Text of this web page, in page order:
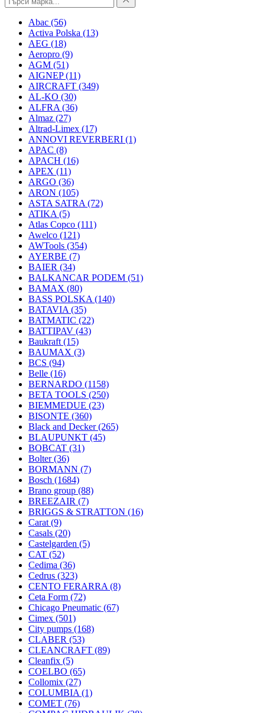
Abac (56)
Activa Polska (13)
AEG (18)
Aeropro (9)
AGM (51)
AIGNEP(11)
AIRCRAFT (349)
AL-KO (30)
ALFRA (36)
Almaz (27)
Altrad-Limex (17)
ANNOVI REVERBERI (1)
APAC (8)
APACH (16)
APEX (11)
ARGO (36)
ARON (105)
ASTA SATRA (72)
ATIKA (5)
Atlas Copco (111)
Awelco (121)
AWTools (354)
AYERBE (7)
BAIER (34)
BALKANCAR PODEM (51)
BAMAX (80)
BASS POLSKA (140)
BATAVIA (35)
BATMATIC (22)
BATTIPAV (43)
Baukraft (15)
BAUMAX (3)
BCS (94)
Belle (16)
BERNARDO (1158)
BETA TOOLS (250)
BIEMMEDUE (23)
BISONTE (360)
Black and Decker(265)
BLAUPUNKT (45)
BOBCAT (31)
Bolter(36)
BORMANN (7)
Bosch (1684)
Brano group (88)
BREEZAIR (7)
BRIGGS & STRATTON (16)
Carat (9)
Casals (20)
Castelgarden (5)
CAT (52)
Cedima (36)
Cedrus (323)
CENTO FERARRA (8)
Ceta Form (72)
Chicago Pneumatic (67)
Cimex (501)
City pumps (168)
CLABER (53)
CLEANCRAFT (89)
Cleanfix (5)
COELBO (65)
Collomix (27)
COLUMBIA (1)
COMET (76)